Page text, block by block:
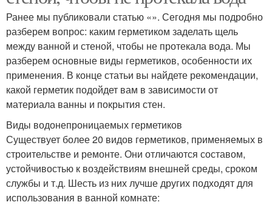
Ранее мы публиковали статью «». Сегодня мы подробно
разберем вопрос: каким герметиком заделать щель
между ванной и стеной, чтобы не протекала вода. Мы
разберем основные виды герметиков, особенности их
применения. В конце статьи вы найдете рекомендации,
какой герметик подойдет вам в зависимости от
материала ванны и покрытия стен.
Виды водонепроницаемых герметиков
Существует более 20 видов герметиков, применяемых в
строительстве и ремонте. Они отличаются составом,
устойчивостью к воздействиям внешней среды, сроком
службы и т.д. Шесть из них лучше других подходят для
использования в ванной комнате: